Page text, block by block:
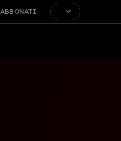
ABBONATI